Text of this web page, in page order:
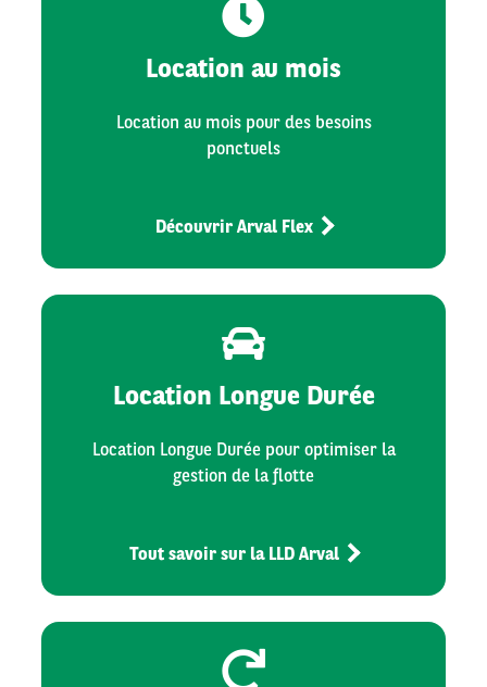
Location au mois
Location au mois pour des besoins
ponctuels
Découvrir Arval Flex
Location Longue Durée
Location Longue Durée pour optimiser la
gestion de la flotte
Tout savoir sur la LLD Arval